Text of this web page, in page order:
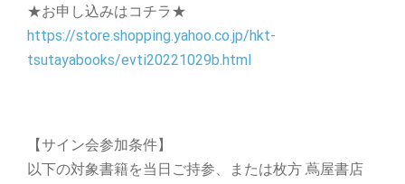
★お申し込みはコチラ★
https://store.shopping.yahoo.co.jp/hkt-
tsutayabooks/evti20221029b.html
【サイン会参加条件】
以下の対象書籍を当日ご持参、または枚方 蔦屋書店